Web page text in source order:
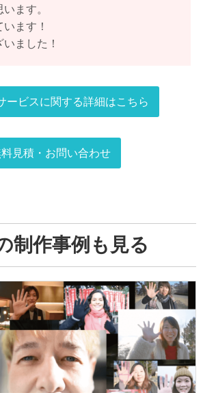
ます。
ます！
ました！
ービスに関する詳細はこちら
見積・お問い合わせ
制作事例も見る